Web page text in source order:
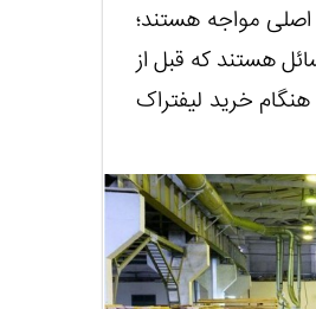
مواجه هستند؛
هستند که قبل از
خرید لیفتراک